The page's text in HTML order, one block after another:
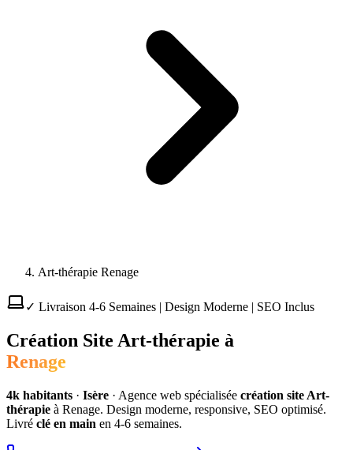
Art-thérapie Renage
✓ Livraison 4-6 Semaines | Design Moderne | SEO Inclus
Création Site Art-thérapie à
Renage
4k habitants · Isère · Agence web spécialisée création site Art-
thérapie à Renage. Design moderne, responsive, SEO optimisé.
Livré clé en main en 4-6 semaines.